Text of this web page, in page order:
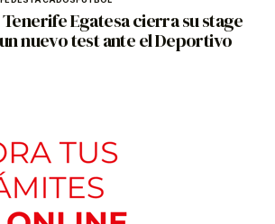
Egatesa cierra su stage
nuevo test ante el Deportivo